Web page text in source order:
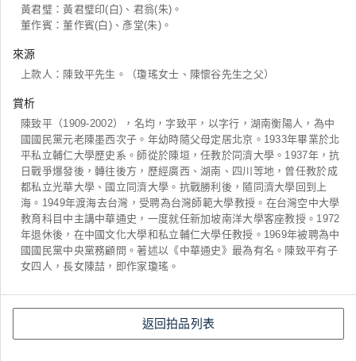
黃君璧：黃君璧印(白)、君翁(朱)。
董作賓：董作賓(白)、彥堂(朱)。
來源
上款人：陳致平先生。（瓊瑤女士、陳懷谷先生之父）
賞析
陳致平（1909-2002），名均，字致平，以字行，湖南衡陽人，為中
國國民黨元老陳墨西次子。年幼時隨父母定居北京。1933年畢業於北
平私立輔仁大學歷史系。師從於陳垣，任教於同濟大學。1937年，抗
日戰爭爆發後，轉往後方，歷經廣西、湖南、四川等地，曾任教於成
都私立光華大學、國立同濟大學。抗戰勝利後，隨同濟大學回到上
海。1949年渡海去台灣，受聘為台灣師範大學教授。在台灣空中大學
教育科目中主講中華通史，一度就任新加坡南洋大學客座教授。1972
年退休後，在中國文化大學和私立輔仁大學任教授。1969年被聘為中
國國民黨中央黨務顧問。著述以《中華通史》最為有名。陳致平有子
女四人，長女陳喆，即作家瓊瑤。
返回拍品列表